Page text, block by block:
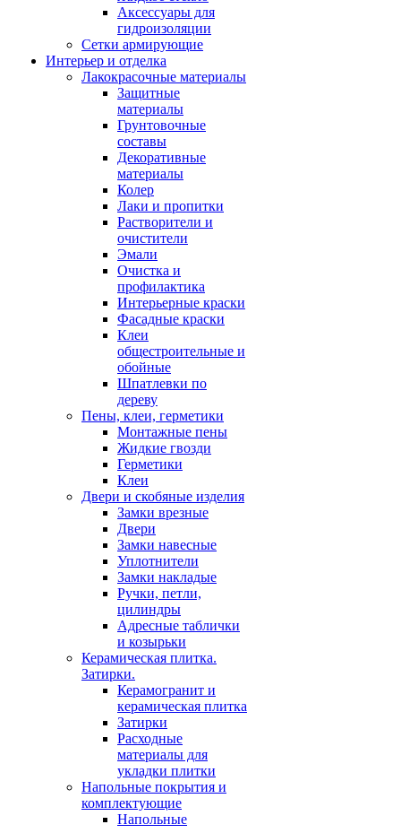
Аксессуары для
гидроизоляции
Сетки армирующие
Интерьер и отделка
Лакокрасочные материалы
Защитные
материалы
Грунтовочные
составы
Декоративные
материалы
Колер
Лаки и пропитки
Растворители и
очистители
Эмали
Очистка и
профилактика
Интерьерные краски
Фасадные краски
Клеи
общестроительные и
обойные
Шпатлевки по
дереву
Пены, клеи, герметики
Монтажные пены
Жидкие гвозди
Герметики
Клеи
Двери и скобяные изделия
Замки врезные
Двери
Замки навесные
Уплотнители
Замки накладые
Ручки, петли,
цилиндры
Адресные таблички
и козырьки
Керамическая плитка.
Затирки.
Керамогранит и
керамическая плитка
Затирки
Расходные
материалы для
укладки плитки
Напольные покрытия и
комплектующие
Напольные